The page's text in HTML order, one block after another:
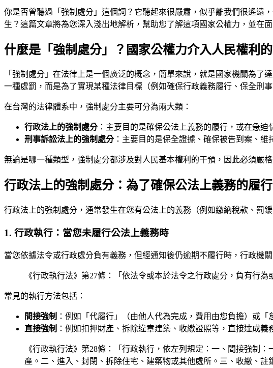
你是否曾聽過「強制處分」這個詞？它聽起來很嚴肅，似乎離我們很遙遠
生？這篇文章將為您深入淺出地解析，幫助您了解這項國家公權力，並在
什麼是「強制處分」？國家公權力介入人民權利
「強制處分」在法律上是一個廣泛的概念，簡單來說，就是國家機關為
一種處罰，而是為了實現某種法律目標（例如確保行政義務履行、保全刑
在台灣的法律體系中，強制處分主要可分為兩大類：
行政法上的強制處分：主要目的是確保公法上義務的履行，或在急迫
刑事訴訟法上的強制處分：主要目的是保全證據、確保被告到案、維
無論是哪一種類型，強制處分都涉及對人民基本權利的干預，因此必須嚴
行政法上的強制處分：為了確保公法上義務的履行
行政法上的強制處分，通常發生在您有公法上的義務（例如繳納稅款、罰
1. 行政執行：當您未履行公法上義務時
當您依據法令或行政處分負有義務，但經通知後仍逾期不履行時，行政機
《行政執行法》第27條：「依法令或本於法令之行政處分，負有行
常見的執行方法包括：
間接強制 ：例如「代履行」（由他人代為完成，費用由您負擔）或「
直接強制 ：例如扣押財產、拆除違章建築、收繳證照等，直接達成義
《行政執行法》第28條：「行政執行，依左列規定：一、間接強制
產。二、進入、封閉、拆除住宅、建築物或其他處所。三、收繳、